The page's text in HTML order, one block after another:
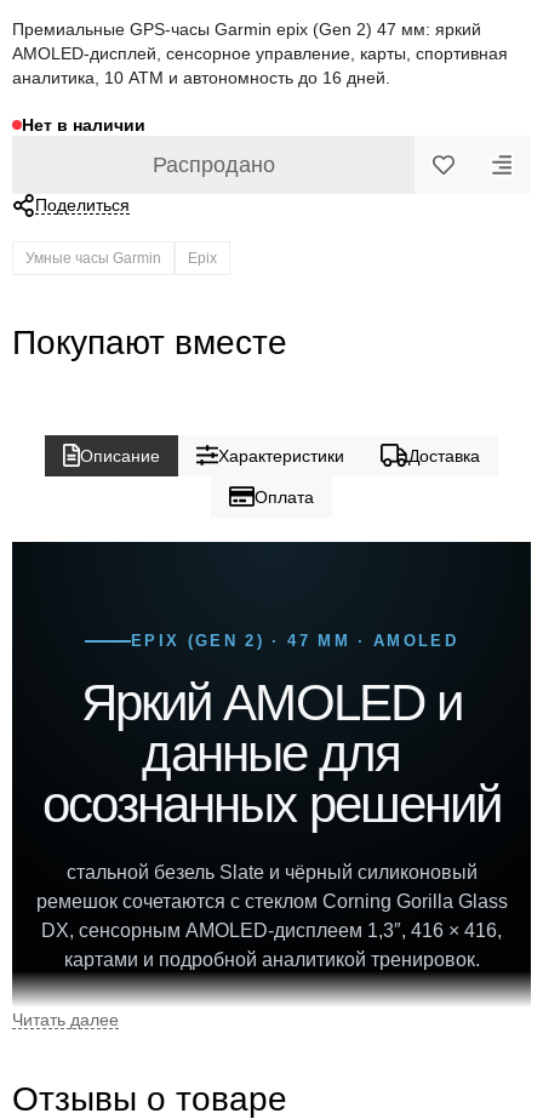
Премиальные GPS-часы Garmin epix (Gen 2) 47 мм: яркий
AMOLED-дисплей, сенсорное управление, карты, спортивная
аналитика, 10 ATM и автономность до 16 дней.
Нет в наличии
Распродано
Поделиться
Умные часы Garmin Epix
Покупают вместе
Описание Характеристики Доставка
Оплата
EPIX (GEN 2) · 47 ММ · AMOLED
Яркий AMOLED и
данные для
осознанных решений
стальной безель Slate и чёрный силиконовый
ремешок сочетаются с стеклом Corning Gorilla Glass
DX, сенсорным AMOLED-дисплеем 1,3″, 416 × 416,
картами и подробной аналитикой тренировок.
диаметр корпуса
Отзывы о товаре